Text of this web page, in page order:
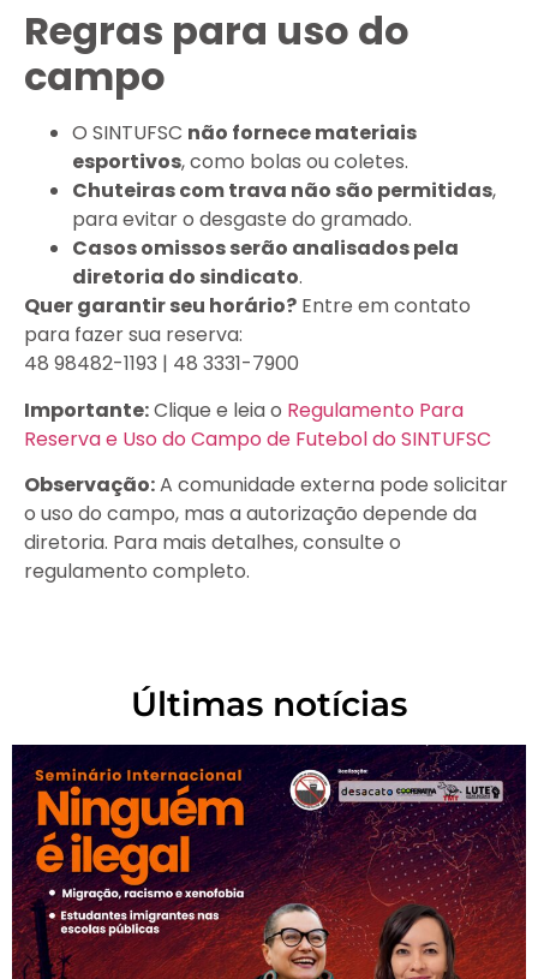
Regras para uso do
campo
O SINTUFSC não fornece materiais
esportivos, como bolas ou coletes.
Chuteiras com trava não são permitidas,
para evitar o desgaste do gramado.
Casos omissos serão analisados pela
diretoria do sindicato.
Quer garantir seu horário? Entre em contato
para fazer sua reserva:
48 98482-1193 | 48 3331-7900
Importante:Clique e leia o Regulamento Para
Reserva e Uso do Campo de Futebol do SINTUFSC
Observação:A comunidade externa pode solicitar
o uso do campo, mas a autorização depende da
diretoria. Para mais detalhes, consulte o
regulamento completo.
Últimas notícias